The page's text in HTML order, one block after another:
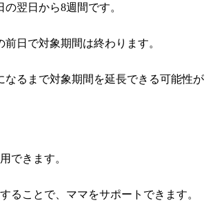
翌日から8週間です。
日で対象期間は終わります。
るまで対象期間を延長できる可能性が
できます。
ることで、ママをサポートできます。